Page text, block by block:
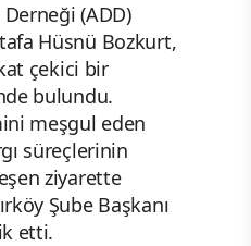
(ADD)
Hüsnü Bozkurt,
çekici bir
bulundu.
meşgul eden
süreçlerinin
ziyarette
Şube Başkanı
etti.